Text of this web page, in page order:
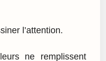
l’attention.
ne remplissent